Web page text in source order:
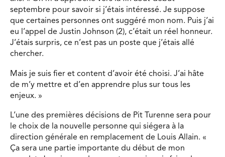
septembre pour savoir si j’étais intéressé. Je suppose
que certaines personnes ont suggéré mon nom. Puis j’ai
eu l’appel de Justin Johnson (2), c’était un réel honneur.
J’étais surpris, ce n’est pas un poste que j’étais allé
chercher.
Mais je suis fier et content d’avoir été choisi. J’ai hâte
de m’y mettre et d’en apprendre plus sur tous les
enjeux. »
L’une des premières décisions de Pit Turenne sera pour
le choix de la nouvelle personne qui siégera à la
direction générale en remplacement de Louis Allain. «
Ça sera une partie importante du début de mon